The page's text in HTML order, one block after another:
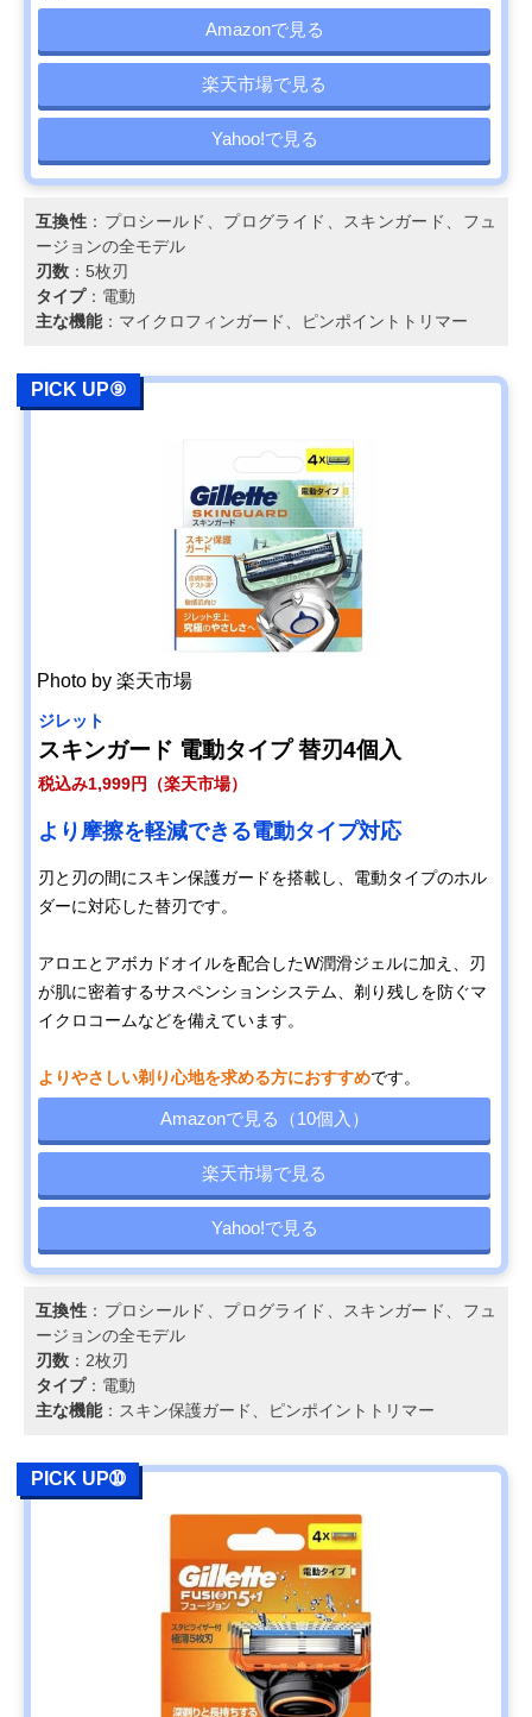
Amazonで見る
楽天市場で見る
Yahoo!で見る
互換性 ：プロシールド、プログライド、スキンガード、フュ
ージョンの全モデル
刃数 ：5枚刃
タイプ：電動
主な機能：マイクロフィンガード、ピンポイントトリマー
PICK UP⑨
Photo by 楽天市場
ジレット
スキンガード 電動タイプ 替刃4個入
税込み1,999円（楽天市場）
より摩擦を軽減できる電動タイプ対応
刃と刃の間にスキン保護ガードを搭載し、電動タイプのホル
ダーに対応した替刃です。
アロエとアボカドオイルを配合したW潤滑ジェルに加え、刃
が肌に密着するサスペンションシステム、剃り残しを防ぐマ
イクロコームなどを備えています。
よりやさしい剃り心地を求める方におすすめです。
Amazonで見る（10個入）
楽天市場で見る
Yahoo!で見る
互換性 ：プロシールド、プログライド、スキンガード、フュ
ージョンの全モデル
刃数 ：2枚刃
タイプ：電動
主な機能：スキン保護ガード、ピンポイントトリマー
PICK UP➉